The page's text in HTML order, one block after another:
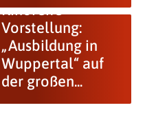
Kinoreife
Vorstellung:
„Ausbildung in
Wuppertal“ auf
der großen...